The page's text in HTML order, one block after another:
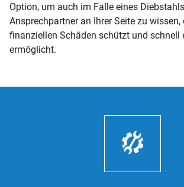
Option, um auch im Falle eines
Ansprechpartner an Ihrer Seite zu wissen,
finanziellen Schäden schützt und schnell
ermöglicht.